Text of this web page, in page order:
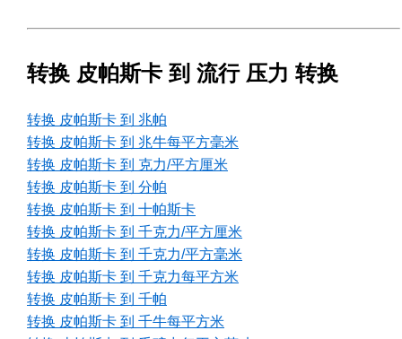
转换 皮帕斯卡 到 流行 压力 转换
转换 皮帕斯卡 到 兆帕
转换 皮帕斯卡 到 兆牛每平方毫米
转换 皮帕斯卡 到 克力/平方厘米
转换 皮帕斯卡 到 分帕
转换 皮帕斯卡 到 十帕斯卡
转换 皮帕斯卡 到 千克力/平方厘米
转换 皮帕斯卡 到 千克力/平方毫米
转换 皮帕斯卡 到 千克力每平方米
转换 皮帕斯卡 到 千帕
转换 皮帕斯卡 到 千牛每平方米